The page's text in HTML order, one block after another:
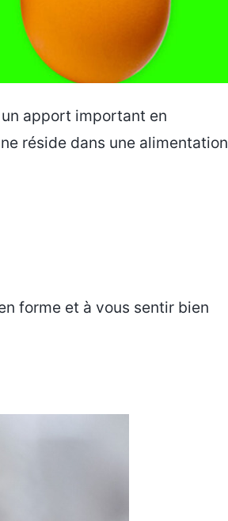
apport important en
réside dans une alimentation
forme et à vous sentir bien